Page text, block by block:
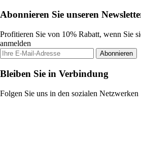
Abonnieren Sie unseren
Profitieren Sie von 10% Rabatt, wenn Sie
anmelden
Abonnieren
Bleiben Sie in Verbindung
Folgen Sie uns in den sozialen Netzwerken